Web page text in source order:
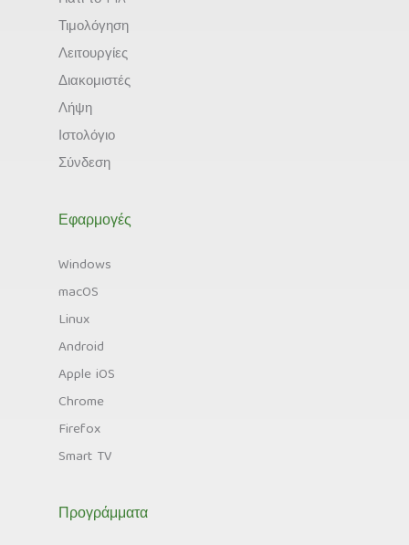
Τιμολόγηση
Λειτουργίες
Διακομιστές
Λήψη
Ιστολόγιο
Σύνδεση
Εφαρμογές
Windows
macOS
Linux
Android
Apple iOS
Chrome
Firefox
Smart TV
Προγράμματα